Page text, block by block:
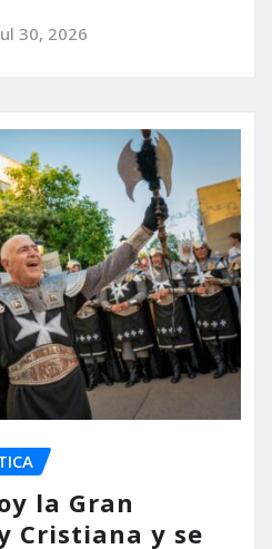
30, 2026
la Gran
Cristiana y se